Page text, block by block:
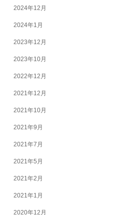
2024年12月
2024年1月
2023年12月
2023年10月
2022年12月
2021年12月
2021年10月
2021年9月
2021年7月
2021年5月
2021年2月
2021年1月
2020年12月